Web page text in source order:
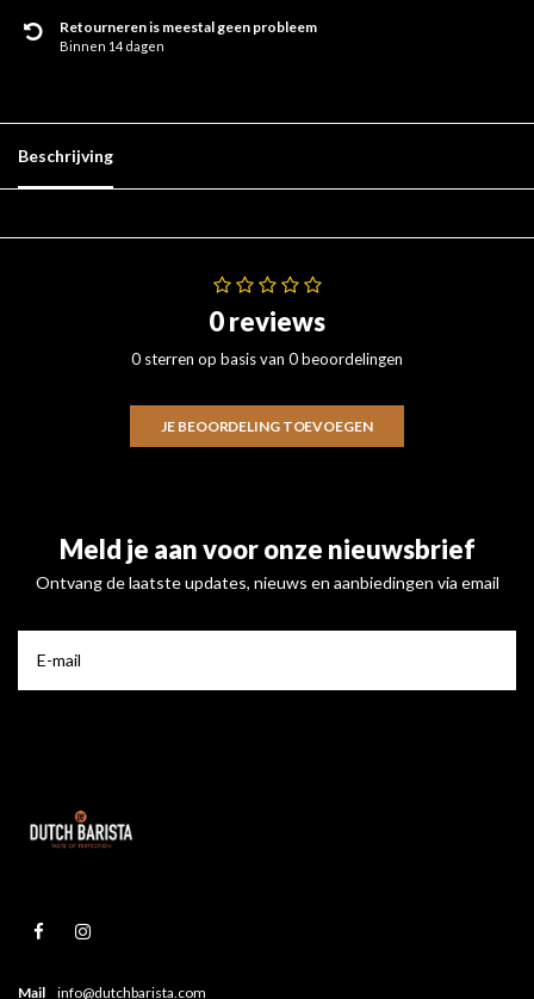
Retourneren is meestal geen probleem
Binnen 14 dagen
Beschrijving
0 reviews
0 sterren op basis van 0 beoordelingen
JE BEOORDELING TOEVOEGEN
Meld je aan voor onze nieuwsbrief
Ontvang de laatste updates, nieuws en aanbiedingen via email
Mail info@dutchbarista.com